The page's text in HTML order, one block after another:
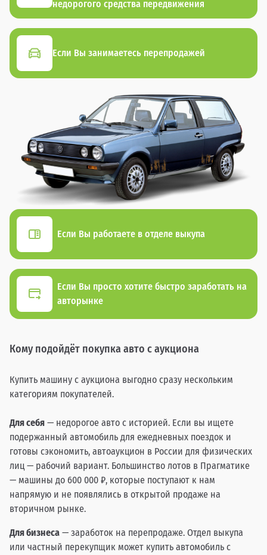
недорогого средства передвижения
Если Вы занимаетесь перепродажей
Если Вы работаете в отделе выкупа
Если Вы просто хотите быстро заработать на
авторынке
Кому подойдёт покупка авто с аукциона
Купить машину с аукциона выгодно сразу нескольким
категориям покупателей.
Для себя — недорогое авто с историей. Если вы ищете
подержанный автомобиль для ежедневных поездок и
готовы сэкономить, автоаукцион в России для физических
лиц — рабочий вариант. Большинство лотов в Прагматике
— машины до 600 000 ₽, которые поступают к нам
напрямую и не появлялись в открытой продаже на
вторичном рынке.
Для бизнеса — заработок на перепродаже. Отдел выкупа
или частный перекупщик может купить автомобиль с